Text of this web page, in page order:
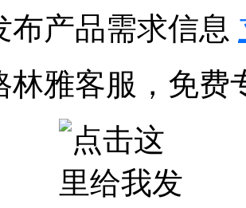
布产品需求信息
林雅客服，免费